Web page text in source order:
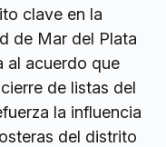
clave en la
de Mar del Plata
al acuerdo que
de listas del
la influencia
del distrito